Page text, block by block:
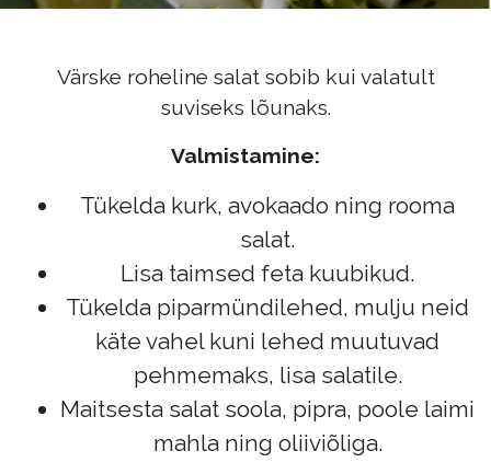
Värske roheline salat sobib kui valatult
suviseks lõunaks.
Valmistamine:
Tükelda kurk, avokaado ning rooma
salat.
Lisa taimsed feta kuubikud.
Tükelda piparmündilehed, mulju neid
käte vahel kuni lehed muutuvad
pehmemaks, lisa salatile.
Maitsesta salat soola, pipra, poole laimi
mahla ning oliiviõliga.